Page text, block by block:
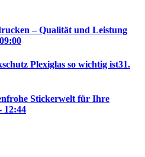
– Qualität und Leistung
Plexiglas so wichtig ist31.
Stickerwelt für Ihre
12:44